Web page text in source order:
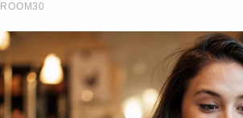
ROOM30